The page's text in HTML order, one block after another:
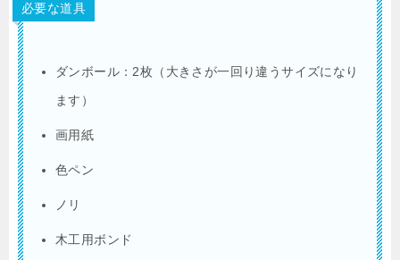
必要な道具
ダンボール：2枚（大きさが一回り違うサイズになり
ます）
画用紙
色ペン
ノリ
木工用ボンド